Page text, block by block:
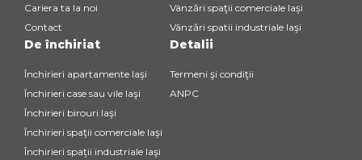
Cariera ta la noi
Contact
Vânzări spaţii comerciale Iaşi
Vânzări spatii industriale Iaşi
De închiriat
Închirieri apartamente Iaşi
Închirieri case sau vile Iaşi
Închirieri birouri Iaşi
Închirieri spaţii comerciale Iaşi
Închirieri spaţii industriale Iaşi
Detalii
Termeni şi condiţii
ANPC